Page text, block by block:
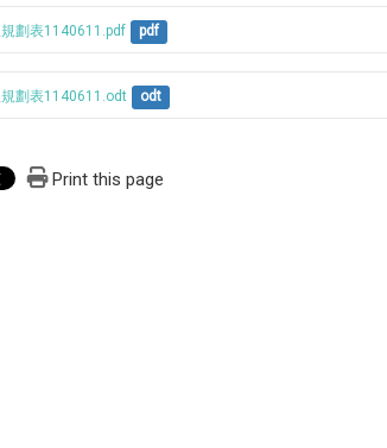
劃表1140611.pdf pdf
劃表1140611.odt odt
Print this page